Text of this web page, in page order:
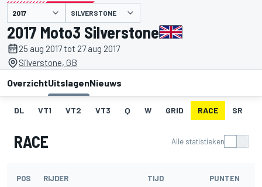
gepresenteerd door SILVERSTONE
2017 Moto3 Silverstone
25 aug 2017 tot 27 aug 2017
Silverstone, GB
OverzichtUitslagenNieuws
DL VT1 VT2 VT3 Q W GRID RACE SR
RACE Alle statistieken
POS RIJDER TIJD PUNTEN